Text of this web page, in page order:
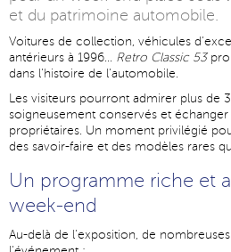
et du patrimoine automobile.
Voitures de collection, véhicules
antérieurs à 1996… Retro Classic 53
dans l’histoire de l’automobile.
Les visiteurs pourront admirer plus de
soigneusement conservés et
propriétaires. Un moment privilégié
des savoir-faire et des modèles rares
Un programme riche et
week-end
Au-delà de l’exposition, de